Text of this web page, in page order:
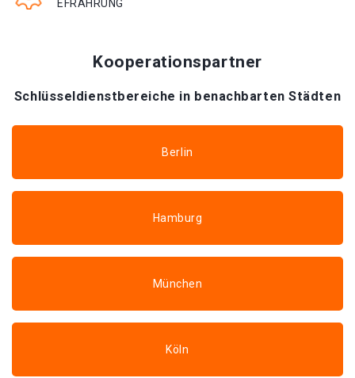
EFRAHRUNG
Kooperationspartner
Schlüsseldienstbereiche in benachbarten Städten
Berlin
Hamburg
München
Köln